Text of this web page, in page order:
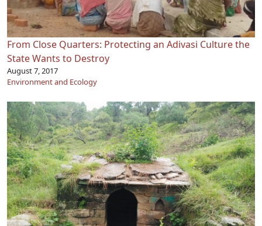
From Close Quarters: Protecting an Adivasi Culture the
State Wants to Destroy
August 7, 2017
Environment and Ecology